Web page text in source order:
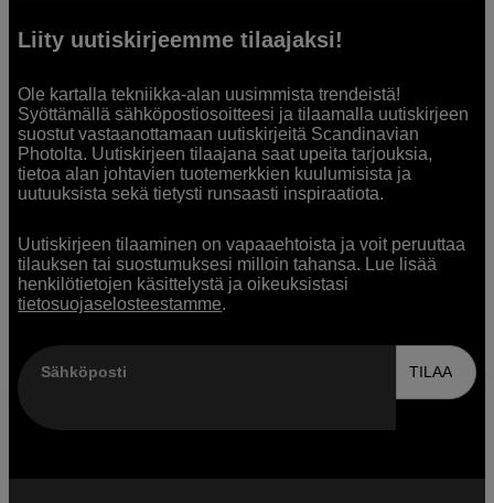
Liity uutiskirjeemme tilaajaksi!
Ole kartalla tekniikka-alan uusimmista trendeistä!
Syöttämällä sähköpostiosoitteesi ja tilaamalla uutiskirjeen
suostut vastaanottamaan uutiskirjeitä Scandinavian
Photolta. Uutiskirjeen tilaajana saat upeita tarjouksia,
tietoa alan johtavien tuotemerkkien kuulumisista ja
uutuuksista sekä tietysti runsaasti inspiraatiota.
Uutiskirjeen tilaaminen on vapaaehtoista ja voit peruuttaa
tilauksen tai suostumuksesi milloin tahansa. Lue lisää
henkilötietojen käsittelystä ja oikeuksistasi
tietosuojaselosteestamme.
Sähköposti TILAA